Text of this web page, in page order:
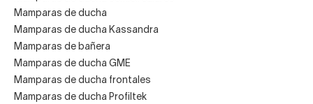
Mamparas de ducha
Mamparas de ducha Kassandra
Mamparas de bañera
Mamparas de ducha GME
Mamparas de ducha frontales
Mamparas de ducha Profiltek